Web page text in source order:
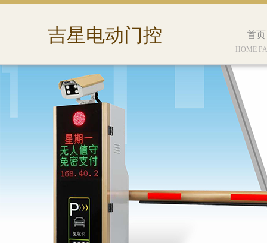
吉星电动门控 首页
HOME